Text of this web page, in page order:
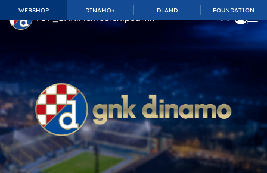
WEBSHOP DINAMO+ DLAND FOUNDATION
TOP_BAR.MembershipSuffix